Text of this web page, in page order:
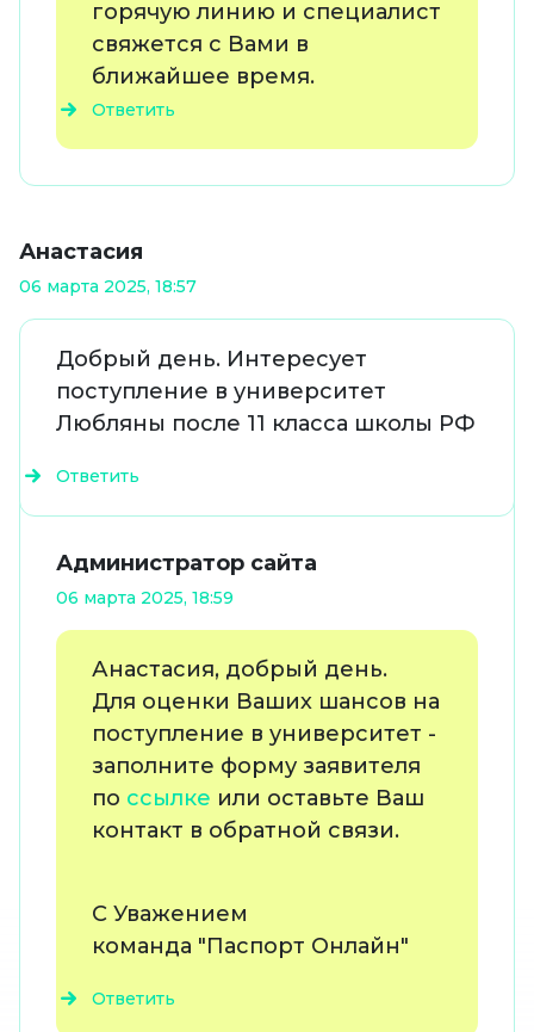
горячую линию и специалист
свяжется с Вами в
ближайшее время.
Ответить
Анастасия
06 марта 2025, 18:57
Добрый день. Интересует
поступление в университет
Любляны после 11 класса школы РФ
Ответить
Администратор сайта
06 марта 2025, 18:59
Анастасия, добрый день.
Для оценки Ваших шансов на
поступление в университет -
заполните форму заявителя
по ссылке или оставьте Ваш
контакт в обратной связи.
С Уважением
команда "Паспорт Онлайн"
Ответить